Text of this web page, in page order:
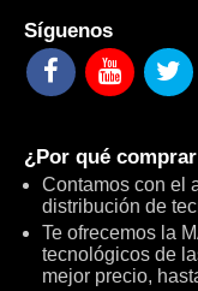
Síguenos
¿Por qué
Contamos con el
distribución de
Te ofrecemos la
tecnológicos de
mejor precio,